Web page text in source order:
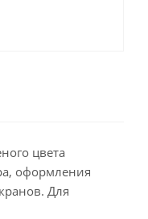
цвета
оформления
Для